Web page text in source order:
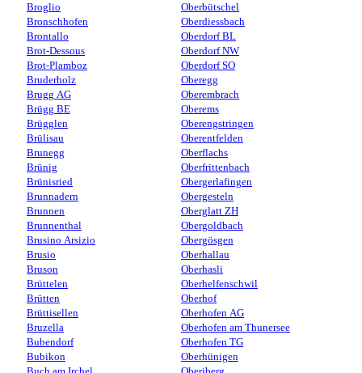
Broglio
Bronschhofen
Brontallo
Brot-Dessous
Brot-Plamboz
Bruderholz
Brugg AG
Brügg BE
Brügglen
Brülisau
Brunegg
Brünig
Brünisried
Brunnadern
Brunnen
Brunnenthal
Brusino Arsizio
Brusio
Bruson
Brüttelen
Brütten
Brüttisellen
Bruzella
Bubendorf
Bubikon
Oberbütschel
Oberdiessbach
Oberdorf BL
Oberdorf NW
Oberdorf SO
Oberegg
Oberembrach
Oberems
Oberengstringen
Oberentfelden
Oberflachs
Oberfrittenbach
Obergerlafingen
Obergesteln
Oberglatt ZH
Obergoldbach
Obergösgen
Oberhallau
Oberhasli
Oberhelfenschwil
Oberhof
Oberhofen AG
Oberhofen am Thunersee
Oberhofen TG
Oberhünigen